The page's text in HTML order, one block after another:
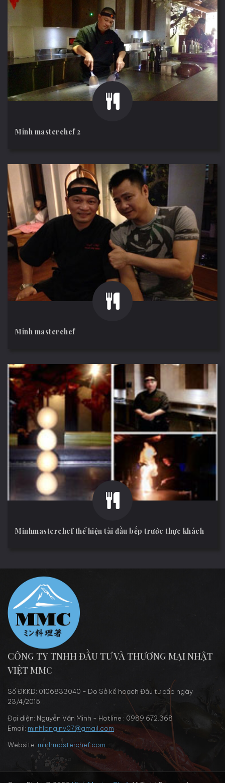
Minh masterchef 2
Minh masterchef
Minhmasterchef thể hiện tài đầu bếp trước thực khách
CÔNG TY TNHH ĐẦU TƯ VÀ THƯƠNG MẠI NHẬT
VIỆT MMC
Số ĐKKD: 0106833040 - Do Sở kế hoạch Đầu tư cấp ngày
23/4/2015
Đại diện: Nguyễn Văn Minh - Hotline : 0989.672.368
Email: minhlong.nv07@gmail.com
Website: minhmasterchef.com